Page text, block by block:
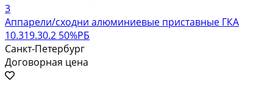
3
Аппарели/сходни алюминиевые приставные ГКА
10.319.30.2 50%РБ
Санкт-Петербург
Договорная цена